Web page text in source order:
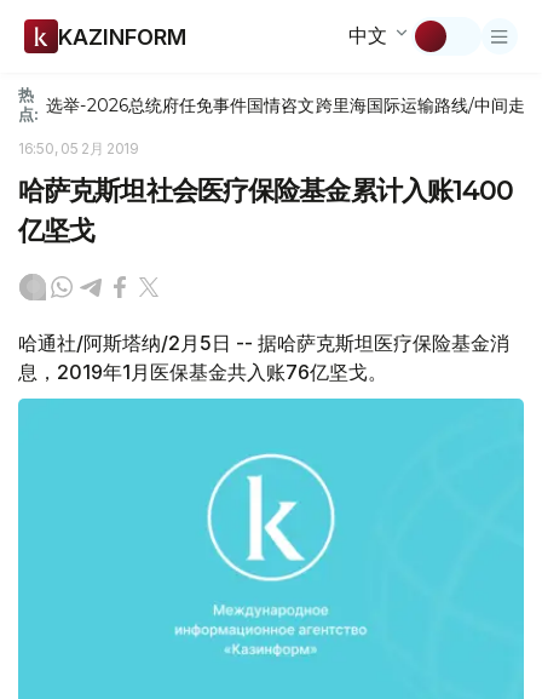
KAZINFORM 中文
热
点: 选举-2026总统府任免事件国情咨文跨里海国际运输路线/中间走廊
16:50, 05 2月 2019
哈萨克斯坦社会医疗保险基金累计入账1400
亿坚戈
哈通社/阿斯塔纳/2月5日 -- 据哈萨克斯坦医疗保险基金消
息，2019年1月医保基金共入账76亿坚戈。